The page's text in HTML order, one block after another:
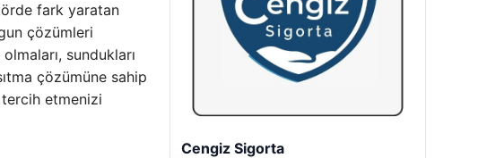
fark yaratan
çözümleri
sundukları
çözümüne sahip
etmenizi
Hastaş Beton